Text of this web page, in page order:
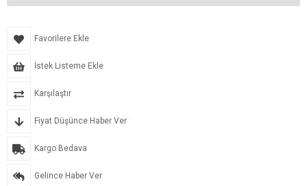
Favorilere Ekle
İstek Listeme Ekle
Karşılaştır
Fiyat Düşünce Haber Ver
Kargo Bedava
Gelince Haber Ver